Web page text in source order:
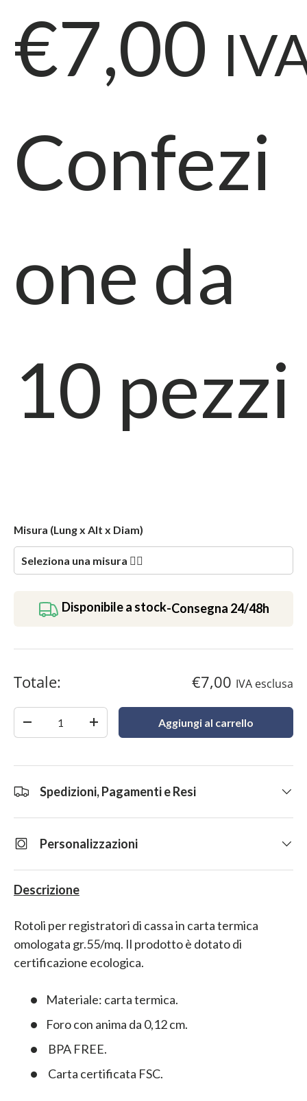
€7,00
Confezi
one da
10 pezzi
Misura (Lung x Alt x Diam)
Disponibile a stock-Consegna 24/48h
Totale: €7,00 IVA esclusa
+ Aggiungi al carrello
Spedizioni, Pagamenti e Resi
Personalizzazioni
Descrizione
Rotoli per registratori di cassa in carta termica
omologata gr.55/mq. Il prodotto è dotato di
certificazione ecologica.
Materiale: carta termica.
Foro con anima da 0,12 cm.
BPA FREE.
Carta certificata FSC.